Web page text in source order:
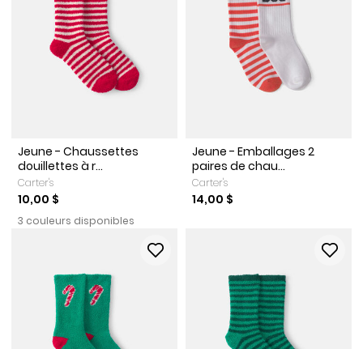
Jeune - Chaussettes
douillettes à r...
Carter's
10,00 $
3 couleurs disponibles
Jeune - Emballages 2
paires de chau...
Carter's
14,00 $